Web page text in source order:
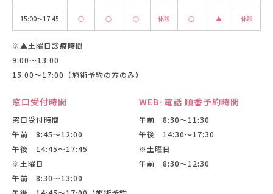
15:00〜17:45 ○ ○ ○ 休診 ○ ▲ 休診
※▲土曜日診療時間
9:00〜13:00
15:00〜17:00（施術予約の方のみ）
窓口受付時間
窓口受付時間
午前 8:45〜12:00
午後 14:45〜17:45
※土曜日
午前 8:30〜13:00
WEB･電話 順番予約時間
午前 8:30〜11:30
午後 14:30〜17:30
※土曜日
午前 8:30〜12:30